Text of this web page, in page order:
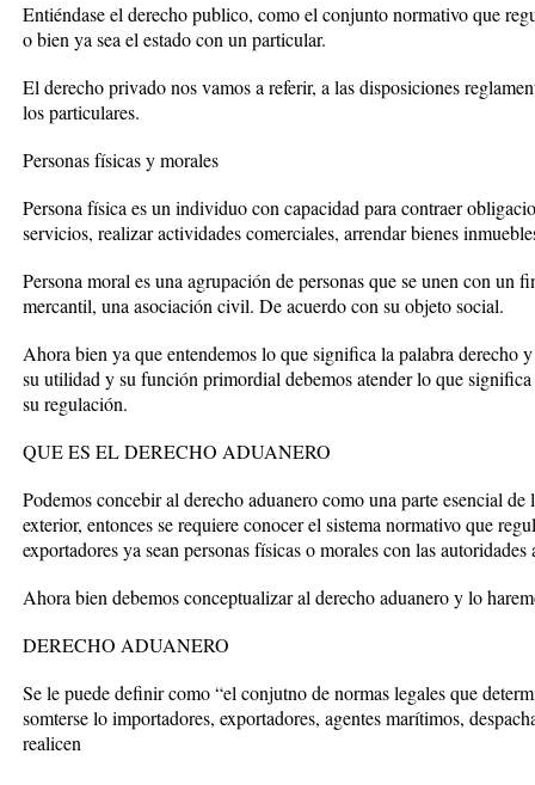
Entiéndase el derecho publico, como el conjunto normativo que
o bien ya sea el estado con un particular.
El derecho privado nos vamos a referir, a las disposiciones
los particulares.
Personas físicas y morales
Persona física es un individuo con capacidad para contraer
servicios, realizar actividades comerciales, arrendar bienes
Persona moral es una agrupación de personas que se unen con un
mercantil, una asociación civil. De acuerdo con su objeto social.
Ahora bien ya que entendemos lo que significa la palabra derecho
su utilidad y su función primordial debemos atender lo que
su regulación.
QUE ES EL DERECHO ADUANERO
Podemos concebir al derecho aduanero como una parte esencial
exterior, entonces se requiere conocer el sistema normativo que
exportadores ya sean personas físicas o morales con las
Ahora bien debemos conceptualizar al derecho aduanero y lo
DERECHO ADUANERO
Se le puede definir como “el conjutno de normas legales que
somterse lo importadores, exportadores, agentes marítimos,
realicen